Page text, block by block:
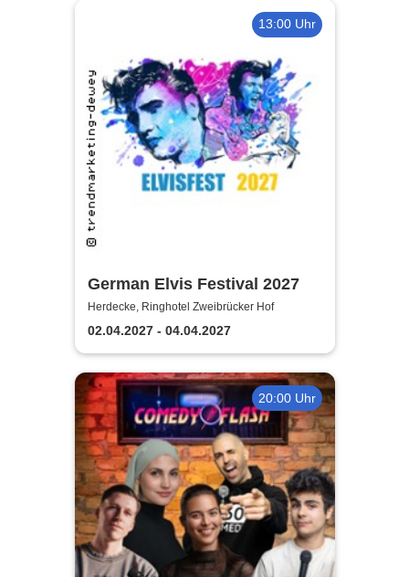
13:00 Uhr
German Elvis Festival 2027
Herdecke, Ringhotel Zweibrücker Hof
02.04.2027 - 04.04.2027
20:00 Uhr